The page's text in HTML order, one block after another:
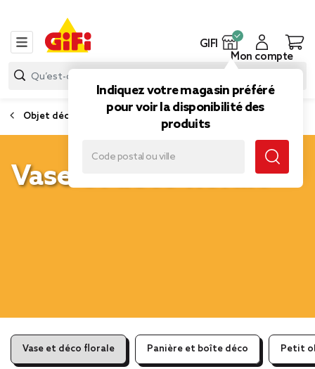
GIFI
Indiquez votre magasin préféré
pour voir la disponibilité des
produits
Mon compte
Objet déco
Vase et déco florale
Vase et déco florale Panière et boîte déco Petit